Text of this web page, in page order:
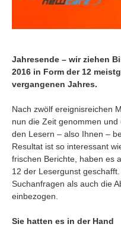
Jahresende – wir ziehen
2016 in Form der 12
vergangenen Jahres.
Nach zwölf ereignisreichen
nun die Zeit genommen
den Lesern – also Ihnen –
Resultat ist so interessant
frischen Berichte, haben es
12 der Lesergunst
Suchanfragen als auch die
einbezogen.
Sie hatten es in der Hand